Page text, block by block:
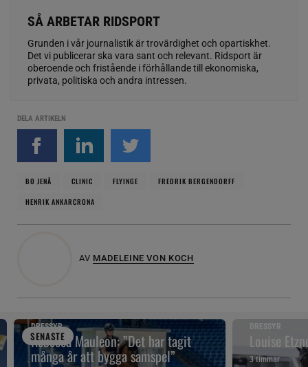
SÅ ARBETAR RIDSPORT
Grunden i vår journalistik är trovärdighet och opartiskhet.
Det vi publicerar ska vara sant och relevant. Ridsport är
oberoende och fristående i förhållande till ekonomiska,
privata, politiska och andra intressen.
DELA ARTIKELN
BO JENÅ CLINIC FLYINGE
FREDRIK BERGENDORFF
HENRIK ANKARCRONA
AV MADELEINE VON KOCH
SENASTE
DRESSYR
Rebecca Mauleon: ”Det har tagit
många år att bygga samspel”
DRESSYR
Louise
3 timmar